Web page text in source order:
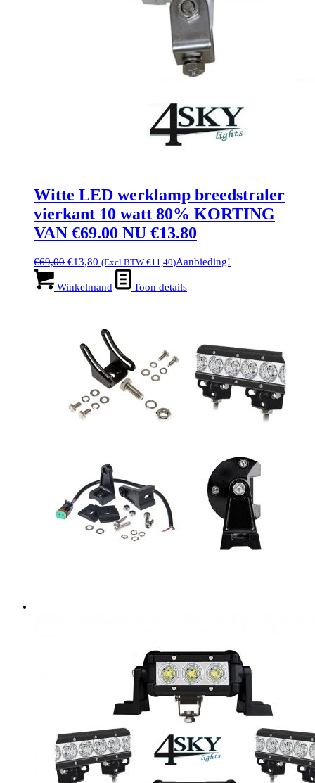
Witte LED werklamp breedstraler
vierkant 10 watt 80% KORTING
VAN €69.00 NU €13.80
€69,00 Oorspronkelijke
was:
€13,80 Huidige
prijs
is:
(Excl BTW €11,40)Aanbieding!
Winkelmand Toon details